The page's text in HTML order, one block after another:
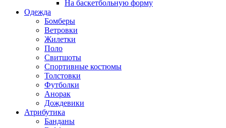
На баскетбольную форму
Одежда
Бомберы
Ветровки
Жилетки
Поло
Свитшоты
Спортивные костюмы
Толстовки
Футболки
Анорак
Дождевики
Атрибутика
Банданы